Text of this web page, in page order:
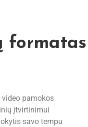
formatas
video pamokos
įtvirtinimui
savo tempu